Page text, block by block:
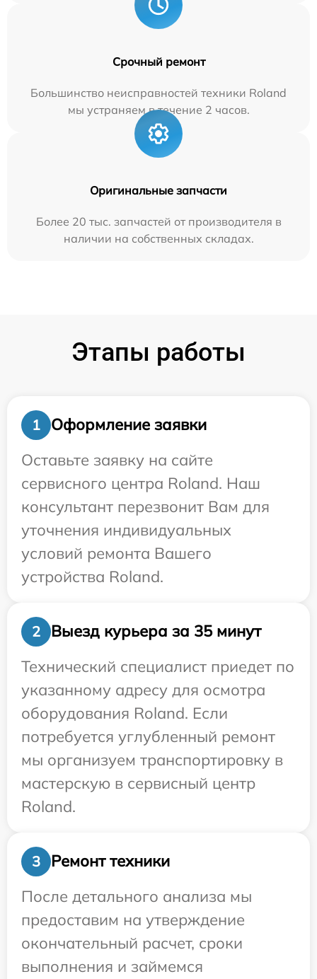
Срочный ремонт
Большинство неисправностей техники Roland
мы устраняем в течение 2 часов.
Оригинальные запчасти
Более 20 тыс. запчастей от производителя в
наличии на собственных складах.
Этапы работы
1
Оформление заявки
Оставьте заявку на сайте
сервисного центра Roland. Наш
консультант перезвонит Вам для
уточнения индивидуальных
условий ремонта Вашего
устройства Roland.
2
Выезд курьера за 35 минут
Технический специалист приедет по
указанному адресу для осмотра
оборудования Roland. Если
потребуется углубленный ремонт
мы организуем транспортировку в
мастерскую в сервисный центр
Roland.
3
Ремонт техники
После детального анализа мы
предоставим на утверждение
окончательный расчет, сроки
выполнения и займемся